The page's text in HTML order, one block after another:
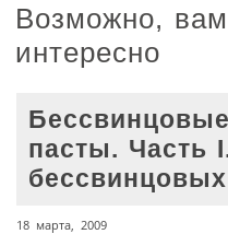
Возможно,
интересно
пасты. Часть
18 марта, 2009